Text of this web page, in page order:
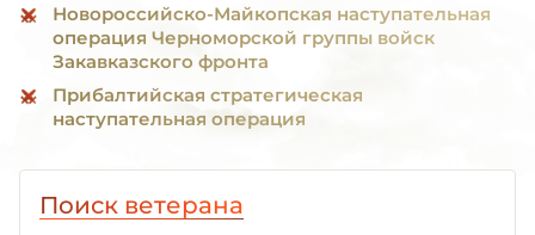
Новороссийско-Майкопская наступательная
операция Черноморской группы войск
Закавказского фронта
Прибалтийская стратегическая
наступательная операция
Поиск ветерана